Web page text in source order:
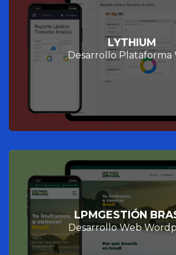
LYTHIUM
Desarrollo Plataforma
LPMGESTIÓN
Desarrollo Web